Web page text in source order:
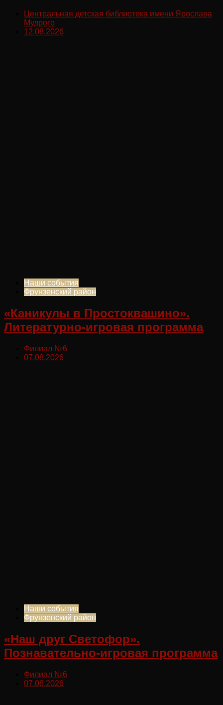
Центральная детская библиотека имени Ярослава
Мудрого
12.08.2026
Наши события
Фрунзенский район
«Каникулы в Простоквашино».
Литературно-игровая программа
Филиал №6
07.08.2026
Наши события
Фрунзенский район
«Наш друг Светофор».
Познавательно-игровая программа
Филиал №6
07.08.2026